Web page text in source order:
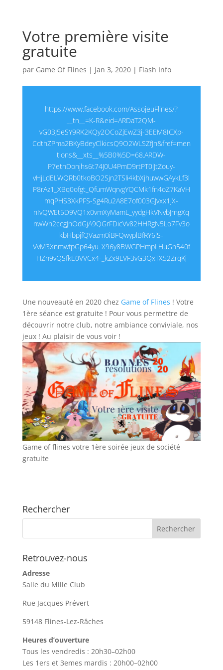
Votre première visite
gratuite
par Game Of Flines | Jan 3, 2020| Flash Info
https://www.facebook.com/AssojeuFlines/?
__tn__=K-R&eid=ARDaT2QM-
vG03J5eSY9RK2KQy2OCoZjEwZ3j-3EEM8ICXp-
CdthZPma2BKyBdeyClkicsQ9O2WLSZfJn&fref=men
tions&__xts__%5B0%5D=68.ARDW-
P7etnDonjhs6t74J0U4PmD9rtPT0lJtZouy-
vHjLdELWQRb0tkoBO2Sjn2TSli4kbXjhuwwGAykLf3l
P8rAz1_XBq0ofgt_QfumWqrvgYQCMk1fn4oZ7KaVH
mqPHS3XkPFS-Sg4Ru2A8E7of003GJvxx1jX-
nIvQWEt5D9VQ1x0vmXyMamL_yydgHkVNvbJrngXq
nwWn2ccgJnOdGjA9QGrFDicVv82HHRgN5Lo7Fv3o
kbHbpjfQVazm0iBFQwyplBfRY6lS-
VvM3XnmwfpGp64yu_X96y8BWGPHmpLHuGn540f
HZn9vQSfkE0VVCx4-_kZx9LVF3vG3QxTX52ZrqKj
Une nouveauté en 2020 chez Game of Flines ! Votre
1ère séance est gratuite ! Pour vous permettre de
découvrir notre club, notre ambiance conviviale, nos
jeux ! Au plaisir de vous voir !
Game of flines votre 1ère soirée jeux de société
gratuite
Rechercher
Retrouvez-nous
Adresse
Salle du Mille Club
Rue Jacques Prévert
59148 Flines-Lez-Râches
Heures d’ouverture
Tous les vendredis : 20h30–02h00
Les 1ers et 3emes mardis : 20h00–02h00